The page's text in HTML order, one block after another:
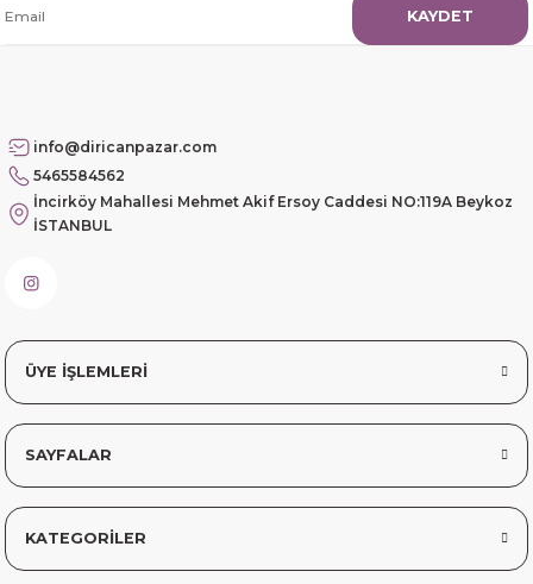
KAYDET
info@diricanpazar.com
5465584562
İncirköy Mahallesi Mehmet Akif Ersoy Caddesi NO:119A Beykoz
İSTANBUL
ÜYE İŞLEMLERİ
SAYFALAR
KATEGORİLER